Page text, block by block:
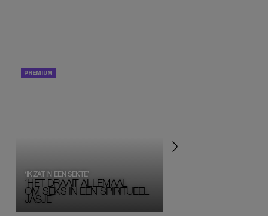
‘HET DRAAIT ALLEMAAL
OM SEKS IN EEN SPIRITUEEL
JASJE’
‘IK ZAT IN EEN SEKTE’